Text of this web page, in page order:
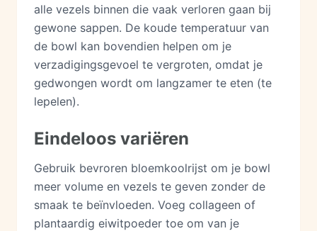
alle vezels binnen die vaak verloren gaan bij
gewone sappen. De koude temperatuur van
de bowl kan bovendien helpen om je
verzadigingsgevoel te vergroten, omdat je
gedwongen wordt om langzamer te eten (te
lepelen).
Eindeloos variëren
Gebruik bevroren bloemkoolrijst om je bowl
meer volume en vezels te geven zonder de
smaak te beïnvloeden. Voeg collageen of
plantaardig eiwitpoeder toe om van je